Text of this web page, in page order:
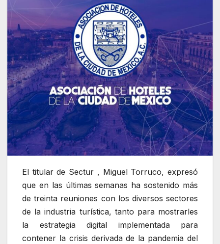
El titular de Sectur , Miguel Torruco, expresó
que en las últimas semanas ha sostenido más
de treinta reuniones con los diversos sectores
de la industria turística, tanto para mostrarles
la estrategia digital implementada para
contener la crisis derivada de la pandemia del